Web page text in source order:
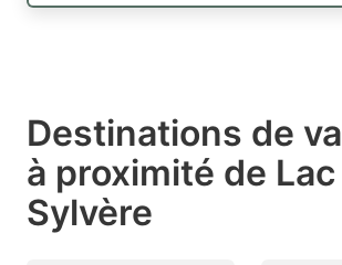
Destinations de
à proximité de Lac
Sylvère